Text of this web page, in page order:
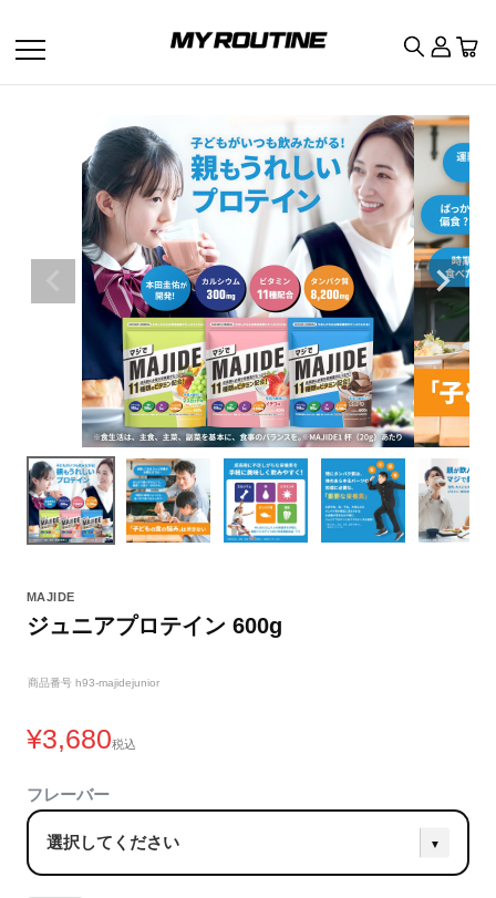
MAJIDE
ジュニアプロテイン 600g
商品番号 h93-majidejunior
¥3,680税込
フレーバー